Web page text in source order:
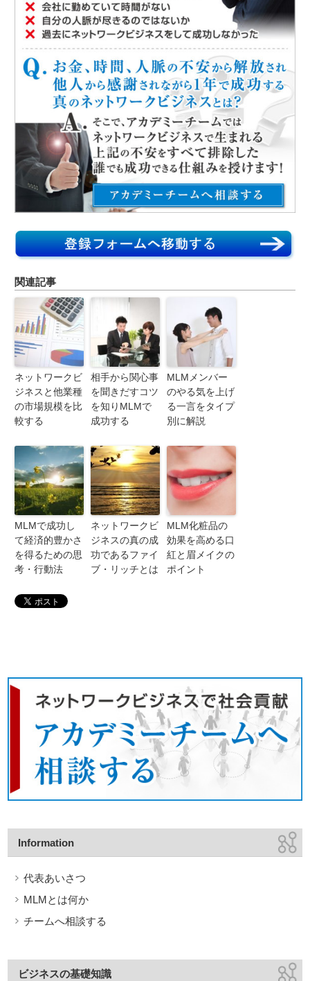
関連記事
ネットワークビ
ジネスと他業種
の市場規模を比
較する
相手から関心事
を聞きだすコツ
を知りMLMで
成功する
MLMメンバー
のやる気を上げ
る一言をタイプ
別に解説
MLMで成功し
て経済的豊かさ
を得るための思
考・行動法
ネットワークビ
ジネスの真の成
功であるファイ
ブ・リッチとは
MLM化粧品の
効果を高める口
紅と眉メイクの
ポイント
Information
代表あいさつ
MLMとは何か
チームへ相談する
ビジネスの基礎知識